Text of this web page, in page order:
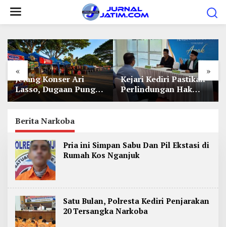
« »
Jelang Konser Ari
Lasso, Dugaan Pungli
Lapak UMKM di Hari
Kejari Kediri Pastikan
Perlindungan Hak
Anak Lewat Penetapan
Berita Narkoba
Pria ini Simpan Sabu Dan Pil Ekstasi di
Rumah Kos Nganjuk
Satu Bulan, Polresta Kediri Penjarakan
20 Tersangka Narkoba